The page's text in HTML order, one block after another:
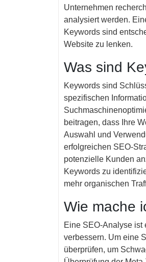
Unternehmen
analysiert werden.
Keywords sind
Website zu lenken.
Was sind
Keywords sind
spezifischen
beitragen, dass Ihre
Auswahl und
erfolgreichen SEO-
potenzielle Kunden
Keywords zu
mehr organischen
Wie mache
Eine SEO-Analyse ist
verbessern. Um eine
überprüfen, um